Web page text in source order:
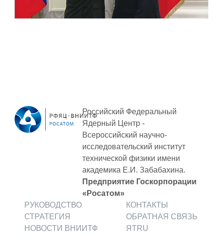
Каталог гражданской продукции
Услуги
Прочая продукция
Испытательный центр ВЭИ
СОЦИАЛЬНАЯ ОТВЕТСТВЕННОСТЬ
Охрана окружающей среды
Программы по оздоровлению
Российский Федеральный
Ядерный Центр -
Всероссийский научно-
исследовательский институт
технической физики имени
академика Е.И. Забабахина.
Предприятие Госкорпорации
«Росатом»
РУКОВОДСТВО
СТРАТЕГИЯ
НОВОСТИ ВНИИТФ
КОНТАКТЫ
ОБРАТНАЯ СВЯЗЬ
ЯТRU